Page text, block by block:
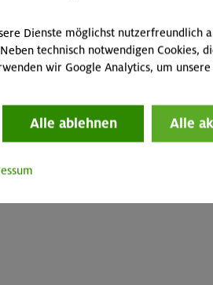
Dienste möglichst nutzerfreundlich
technisch notwendigen Cookies,
wir Google Analytics, um
Alle ablehnen Alle